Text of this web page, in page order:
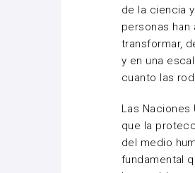
de la ciencia
personas
transformar,
y en una
cuanto las
Las Naciones
que la
del medio
fundamental